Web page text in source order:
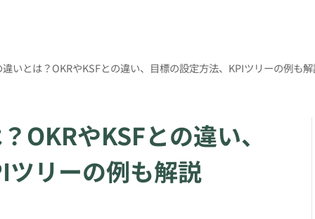
違いとは？OKRやKSFとの違い、目標の設定方法、KPIツリーの例も
OKRやKSFとの違い、
リーの例も解説